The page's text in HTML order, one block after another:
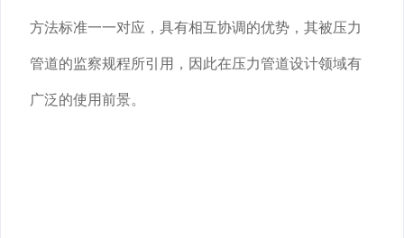
方法标准一一对应，具有相互协调的优势，其被压力
管道的监察规程所引用，因此在压力管道设计领域有
广泛的使用前景。